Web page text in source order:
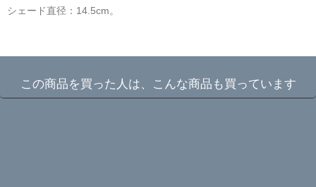
シェード直径：14.5cm。
この商品を買った人は、こんな商品も買っています